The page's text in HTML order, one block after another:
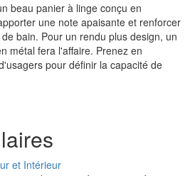
beau panier à linge conçu en
une note apaisante et renforcer
bain. Pour un rendu plus design, un
métal fera l'affaire. Prenez en
pour définir la capacité de
et Intérieur